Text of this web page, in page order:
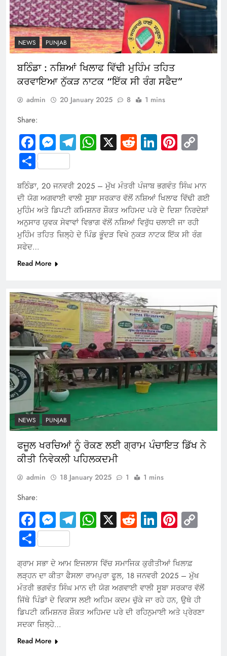
NEWS PUNJAB
ਬਠਿੰਡਾ : ਨਸ਼ਿਆਂ ਖਿਲਾਫ ਵਿੱਢੀ ਮੁਹਿੰਮ ਤਹਿਤ
ਕਰਵਾਇਆ ਨੁੱਕੜ ਨਾਟਕ “ਇੱਕ ਸੀ ਰੰਗ ਸਫੈਦ”
admin 20 January 2025 8 1 mins
Share:
Facebook
Messenger
Telegram
WhatsApp
X RedditLinkedIn
Share
ਬਠਿੰਡਾ, 20 ਜਨਵਰੀ 2025 – ਮੁੱਖ ਮੰਤਰੀ ਪੰਜਾਬ ਭਗਵੰਤ ਸਿੰਘ ਮਾਨ
ਦੀ ਯੋਗ ਅਗਵਾਈ ਵਾਲੀ ਸੂਬਾ ਸਰਕਾਰ ਵੱਲੋਂ ਨਸ਼ਿਆਂ ਖਿਲਾਫ ਵਿੱਢੀ ਗਈ
ਮੁਹਿੰਮ ਅਤੇ ਡਿਪਟੀ ਕਮਿਸ਼ਨਰ ਸ਼ੌਕਤ ਅਹਿਮਦ ਪਰੇ ਦੇ ਦਿਸ਼ਾ ਨਿਰਦੇਸ਼ਾਂ
ਅਨੁਸਾਰ ਯੁਵਕ ਸੇਵਾਵਾਂ ਵਿਭਾਗ ਵੱਲੋਂ ਨਸ਼ਿਆਂ ਵਿਰੁੱਧ ਚਲਾਈ ਜਾ ਰਹੀ
ਮੁਹਿੰਮ ਤਹਿਤ ਜ਼ਿਲ੍ਹੇ ਦੇ ਪਿੰਡ ਭੂੰਦੜ ਵਿਖੇ ਨੁਕੜ ਨਾਟਕ ਇੱਕ ਸੀ ਰੰਗ
ਸਫੇਦ…
Read More
NEWS PUNJAB
ਫਜੂਲ ਖਰਚਿਆਂ ਨੂੰ ਰੋਕਣ ਲਈ ਗ੍ਰਾਮ ਪੰਚਾਇਤ ਡਿੱਖ ਨੇ
ਕੀਤੀ ਨਿਵੇਕਲੀ ਪਹਿਲਕਦਮੀ
admin 18 January 2025 1 1 mins
Share:
Facebook
Messenger
Telegram
WhatsApp
X RedditLinkedIn
Share
ਗ੍ਰਾਮ ਸਭਾ ਦੇ ਆਮ ਇਜਲਾਸ ਵਿੱਚ ਸਮਾਜਿਕ ਕੁਰੀਤੀਆਂ ਖਿਲਾਫ਼
ਲੜ੍ਹਨ ਦਾ ਕੀਤਾ ਫੈਸਲਾ ਰਾਮਪੁਰਾ ਫੂਲ, 18 ਜਨਵਰੀ 2025 – ਮੁੱਖ
ਮੰਤਰੀ ਭਗਵੰਤ ਸਿੰਘ ਮਾਨ ਦੀ ਯੋਗ ਅਗਵਾਈ ਵਾਲੀ ਸੂਬਾ ਸਰਕਾਰ ਵੱਲੋਂ
ਜਿੱਥੇ ਪਿੰਡਾਂ ਦੇ ਵਿਕਾਸ ਲਈ ਅਹਿਮ ਕਦਮ ਚੁੱਕੇ ਜਾ ਰਹੇ ਹਨ, ਉਥੇ ਹੀ
ਡਿਪਟੀ ਕਮਿਸ਼ਨਰ ਸ਼ੌਕਤ ਅਹਿਮਦ ਪਰੇ ਦੀ ਰਹਿਨੁਮਾਈ ਅਤੇ ਪ੍ਰੇਰਣਾ
ਸਦਕਾ ਜ਼ਿਲ੍ਹੇ…
Read More